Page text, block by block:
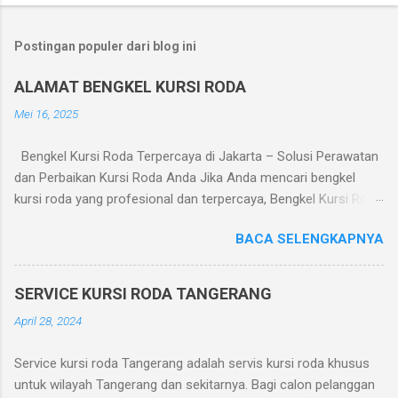
Postingan populer dari blog ini
ALAMAT BENGKEL KURSI RODA
Mei 16, 2025
Bengkel Kursi Roda Terpercaya di Jakarta – Solusi Perawatan
dan Perbaikan Kursi Roda Anda Jika Anda mencari bengkel
kursi roda yang profesional dan terpercaya, Bengkel Kursi Roda
kursi roda manual maupun elektrik dengan pelayanan cepat dan
harga terjangkau. Layanan yang Tersedia: Perbaikan roda dan
elektrik Pengelasan dan penguatan rangka Penjualan suku
Makaliwe 1 No. 7, Grogol, Jakarta Barat Telp/WA: 0819-3261-
8088 Jam Operasional: Senin – Sabtu, 08.00 – 18.00 WIB
BACA SELENGKAPNYA
SERVICE KURSI RODA TANGERANG
April 28, 2024
Service kursi roda Tangerang adalah servis kursi roda khusus
untuk wilayah Tangerang dan sekitarnya. Bagi calon pelanggan